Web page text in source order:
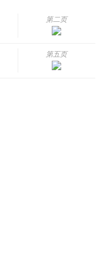
第二页
第五页